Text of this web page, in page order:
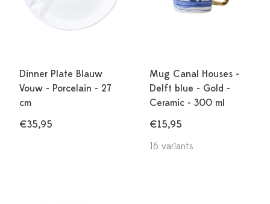
Dinner Plate Blauw
Vouw - Porcelain - 27
cm
€35,95
Mug Canal Houses -
Delft blue - Gold -
Ceramic - 300 ml
€15,95
16 variants